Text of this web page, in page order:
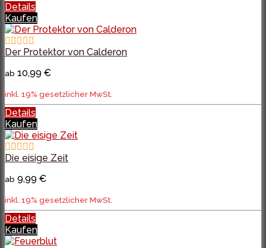
Details
Kaufen
Der Protektor von Calderon
ab 10,99 €
inkl. 19% gesetzlicher MwSt.
Details
Kaufen
Die eisige Zeit
ab 9,99 €
inkl. 19% gesetzlicher MwSt.
Details
Kaufen